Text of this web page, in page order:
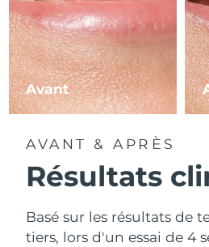
Avant
AVANT & APRÈS
Résultats
Basé sur les résultats de
tiers, lors d'un essai de 4